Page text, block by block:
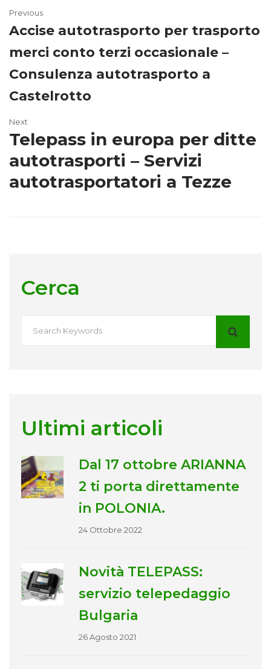
Previous
Accise autotrasporto per trasporto
merci conto terzi occasionale –
Consulenza autotrasporto a
Castelrotto
Next
Telepass in europa per ditte
autotrasporti – Servizi
autotrasportatori a Tezze
Cerca
Ultimi articoli
Dal 17 ottobre ARIANNA
2 ti porta direttamente
in POLONIA.
24 Ottobre 2022
Novità TELEPASS:
servizio telepedaggio
Bulgaria
26 Agosto 2021